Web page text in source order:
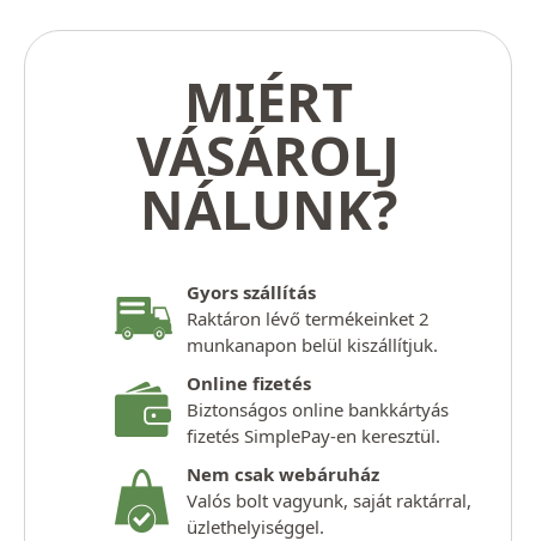
MIÉRT
VÁSÁROLJ
NÁLUNK?
Gyors szállítás
Raktáron lévő termékeinket 2
munkanapon belül kiszállítjuk.
Online fizetés
Biztonságos online bankkártyás
fizetés SimplePay-en keresztül.
Nem csak webáruház
Valós bolt vagyunk, saját raktárral,
üzlethelyiséggel.